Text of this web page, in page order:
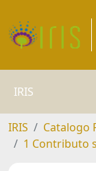
IRIS
IRIS
Catalogo
1 Contributo